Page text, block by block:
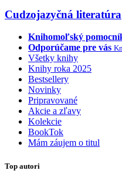
Cudzojazyčná literatúra
Knihomoľský
Odporúčame pre vás
Všetky knihy
Knihy roka 2025
Bestsellery
Novinky
Pripravované
Akcie a zľavy
Kolekcie
BookTok
Mám záujem o titul
Top autori